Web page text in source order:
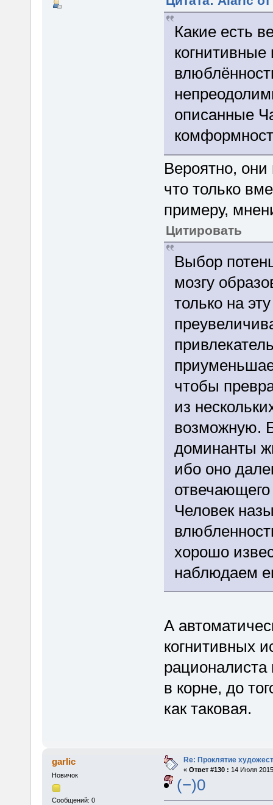
Какие есть
описанные
Вероятно,
что только
примеру,
Цитировать
Выбор
мозгу
только на
чтобы
из
возможную.
доминанты
ибо оно
Человек
хорошо
наблюдаем
А
когнитивных
рационалиста
в корне, до
как таковая.
garlic
Новичок
Сообщений: 0
Re: Проклятие
« Ответ #130 : 14 Июля
(−)0